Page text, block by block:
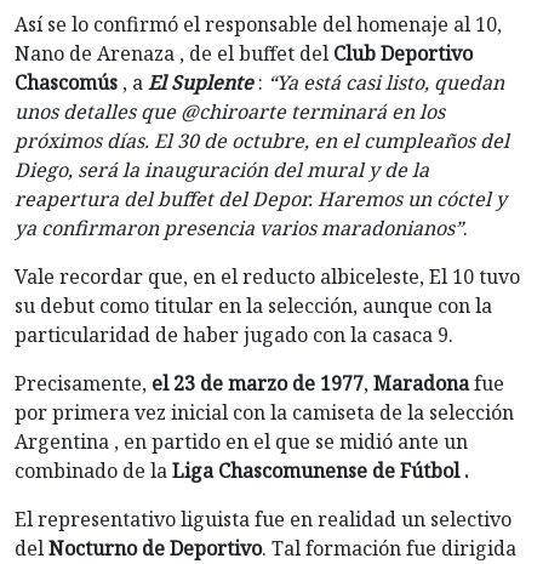
Así se lo confirmó el responsable del homenaje al 10,
Nano de Arenaza , de el buffet del Club Deportivo
Chascomús , aEl Suplente: “Ya está casi listo, quedan
unos detalles que @chiroarte terminará en los
próximos días. El 30 de octubre, en el cumpleaños del
Diego, será la inauguración del mural y de la
reapertura del buffet del Depor. Haremos un cóctel y
ya confirmaron presencia varios maradonianos”.
Vale recordar que, en el reducto albiceleste, El 10 tuvo
su debut como titular en la selección, aunque con la
particularidad de haber jugado con la casaca 9.
Precisamente, el 23 de marzo de 1977,Maradonafue
por primera vez inicial con la camiseta de la selección
Argentina , en partido en el que se midió ante un
combinado de laLiga Chascomunense de Fútbol .
El representativo liguista fue en realidad un selectivo
delNocturno de Deportivo. Tal formación fue dirigida